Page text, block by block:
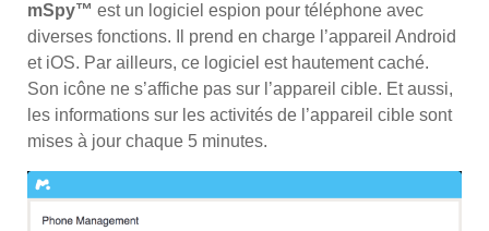
mSpy™ est un logiciel espion pour téléphone avec
diverses fonctions. Il prend en charge l’appareil Android
et iOS. Par ailleurs, ce logiciel est hautement caché.
Son icône ne s’affiche pas sur l’appareil cible. Et aussi,
les informations sur les activités de l’appareil cible sont
mises à jour chaque 5 minutes.